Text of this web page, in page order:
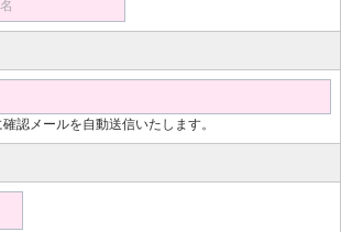
名
認メールを自動送信いたします。